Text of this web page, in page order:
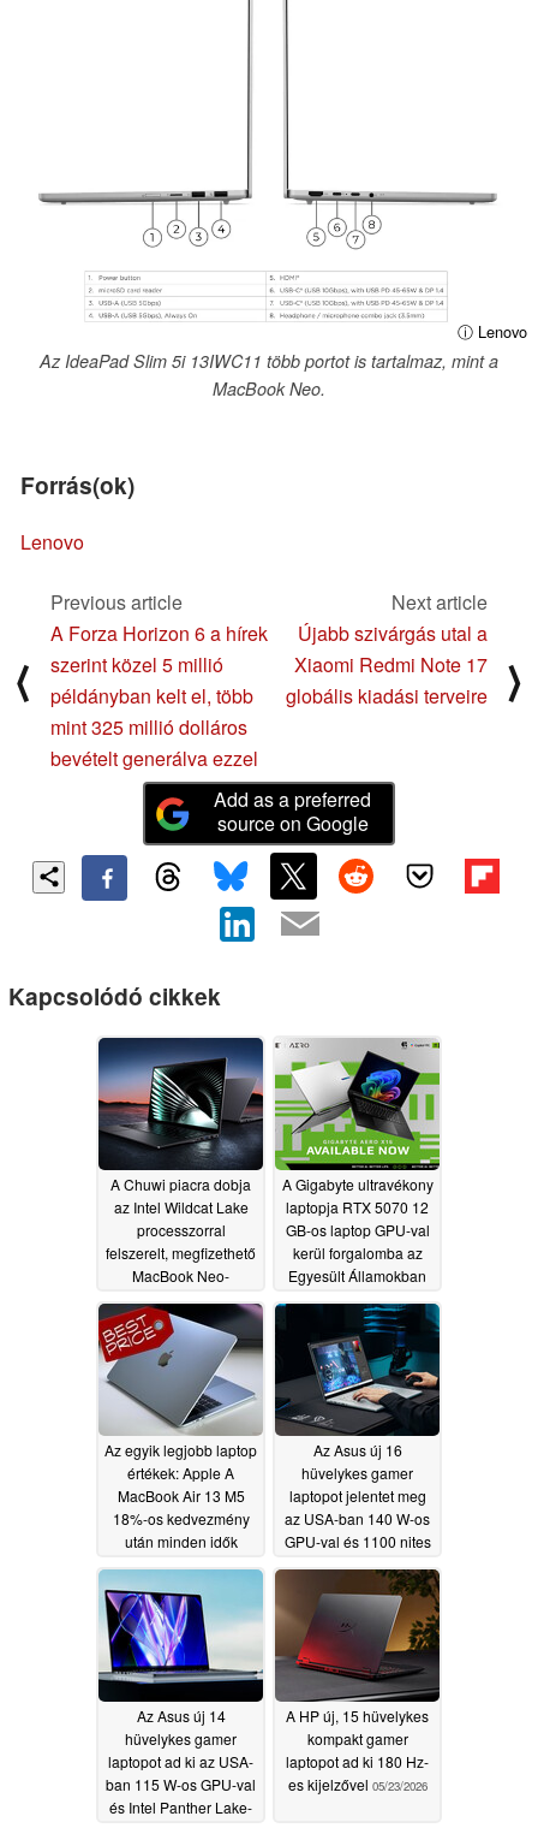
ⓘ Lenovo
Az IdeaPad Slim 5i 13IWC11 több portot is tartalmaz, mint a
MacBook Neo.
Forrás(ok)
Lenovo
⟨
Previous article
A Forza Horizon 6 a hírek
szerint közel 5 millió
példányban kelt el, több
mint 325 millió dolláros
bevételt generálva ezzel
Next article
Újabb szivárgás utal a
Xiaomi Redmi Note 17
globális kiadási terveire
⟩
Add as a preferred
source on Google
Kapcsolódó cikkek
A Chuwi piacra dobja
az Intel Wildcat Lake
processzorral
felszerelt, megfizethető
MacBook Neo-
06/25/2026
A Gigabyte ultravékony
laptopja RTX 5070 12
GB-os laptop GPU-val
kerül forgalomba az
Egyesült Államokban
05/27/2026
Az egyik legjobb laptop
értékek: Apple A
MacBook Air 13 M5
18%-os kedvezmény
után minden idők
csökken
05/25/2026
Az Asus új 16
hüvelykes gamer
laptopot jelentet meg
az USA-ban 140 W-os
GPU-val és 1100 nites
Az Asus új 14
hüvelykes gamer
laptopot ad ki az USA-
ban 115 W-os GPU-val
és Intel Panther Lake-
A HP új, 15 hüvelykes
kompakt gamer
laptopot ad ki 180 Hz-
es kijelzővel 05/23/2026